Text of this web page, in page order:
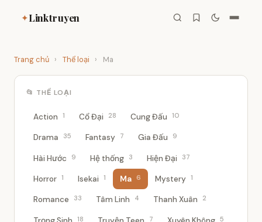
✦Linktruyen
Trang chủ › Thể loại › Ma
📂 THỂ LOẠI
Action 1 Cổ Đại 28 Cung Đấu 10
Drama 35 Fantasy 7 Gia Đấu 9
Hài Hước 9 Hệ thống 3 Hiện Đại 37
Horror 1 Isekai 1 Ma 6 Mystery 1
Romance 33 Tâm Linh 4 Thanh Xuân 2
18 7 5